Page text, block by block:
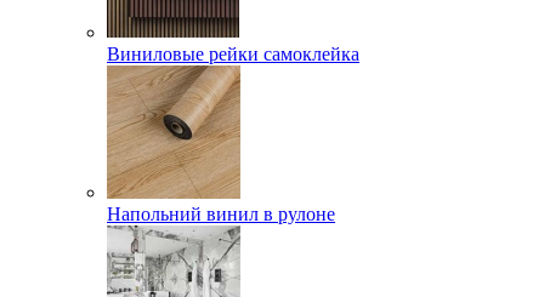
Виниловые рейки самоклейка
Напольний винил в рулоне